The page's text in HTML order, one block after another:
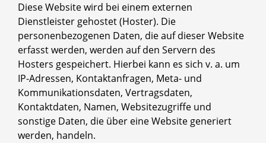
Diese Website wird bei einem externen
Dienstleister gehostet (Hoster). Die
personenbezogenen Daten, die auf dieser Website
erfasst werden, werden auf den Servern des
Hosters gespeichert. Hierbei kann es sich v. a. um
IP-Adressen, Kontaktanfragen, Meta- und
Kommunikationsdaten, Vertragsdaten,
Kontaktdaten, Namen, Websitezugriffe und
sonstige Daten, die über eine Website generiert
werden, handeln.